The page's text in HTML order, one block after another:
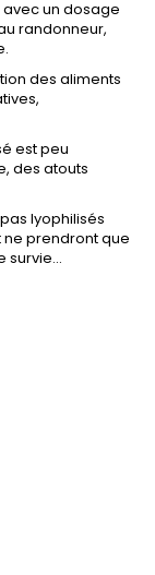
un dosage
randonneur,
des aliments
est peu
des atouts
lyophilisés
ne prendront que
survie...